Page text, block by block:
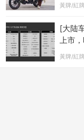
黃牌/紅
[大陆
上市
黃牌/紅